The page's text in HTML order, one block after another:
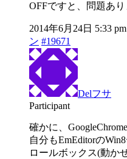
OFFですと、問題あり
2014年6月24日 5:33 pm
ン #19671
Delフサ
Participant
確かに、
自分もEmEditorの
ロールボックス(動か